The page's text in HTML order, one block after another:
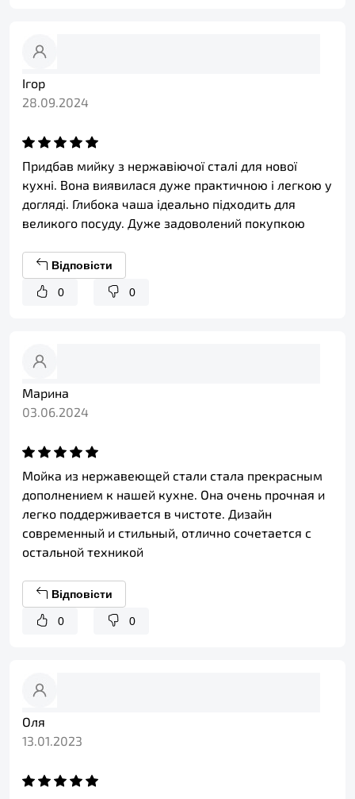
Ігор
28.09.2024
Придбав мийку з нержавіючої сталі для нової
кухні. Вона виявилася дуже практичною і легкою у
догляді. Глибока чаша ідеально підходить для
великого посуду. Дуже задоволений покупкою
Відповісти
0 0
Марина
03.06.2024
Мойка из нержавеющей стали стала прекрасным
дополнением к нашей кухне. Она очень прочная и
легко поддерживается в чистоте. Дизайн
современный и стильный, отлично сочетается с
остальной техникой
Відповісти
0 0
Оля
13.01.2023